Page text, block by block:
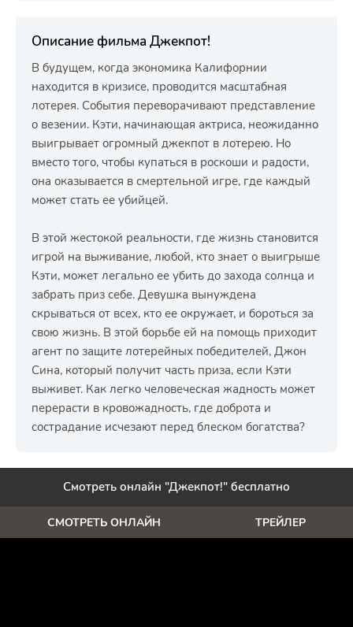
Описание фильма Джекпот!
В будущем, когда экономика Калифорнии
находится в кризисе, проводится масштабная
лотерея. События переворачивают представление
о везении. Кэти, начинающая актриса, неожиданно
выигрывает огромный джекпот в лотерею. Но
вместо того, чтобы купаться в роскоши и радости,
она оказывается в смертельной игре, где каждый
может стать ее убийцей.
В этой жестокой реальности, где жизнь становится
игрой на выживание, любой, кто знает о выигрыше
Кэти, может легально ее убить до захода солнца и
забрать приз себе. Девушка вынуждена
скрываться от всех, кто ее окружает, и бороться за
свою жизнь. В этой борьбе ей на помощь приходит
агент по защите лотерейных победителей, Джон
Сина, который получит часть приза, если Кэти
выживет. Как легко человеческая жадность может
перерасти в кровожадность, где доброта и
сострадание исчезают перед блеском богатства?
Смотреть онлайн "Джекпот!" бесплатно
СМОТРЕТЬ ОНЛАЙН ТРЕЙЛЕР